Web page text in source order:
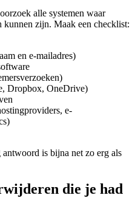
alle systemen waar
kunnen zijn. Maak een checklist:
en e-mailadres)
Dropbox, OneDrive)
e-
is bijna net zo erg als
die je had